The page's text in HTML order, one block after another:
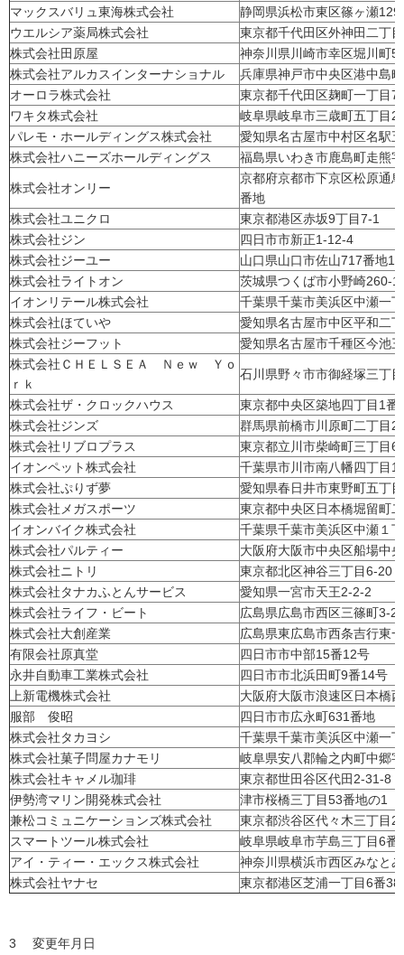
マックスバリュ東海株式会社
静岡県浜松市東区篠ヶ瀬
ウエルシア薬局株式会社
東京都千代田区外神田二丁
株式会社田原屋
神奈川県川崎市幸区堀川町
株式会社アルカスインターナショナル
兵庫県神戸市中央区港中島
オーロラ株式会社
東京都千代田区麹町一丁目7
ワキタ株式会社
岐阜県岐阜市三歳町五丁目2
パレモ・ホールディングス株式会社
愛知県名古屋市中村区名駅
株式会社ハニーズホールディングス
福島県いわき市鹿島町走熊
株式会社オンリー
京都府京都市下京区松原通
番地
株式会社ユニクロ
東京都港区赤坂9丁目7-1
株式会社ジン
四日市市新正1-12-4
株式会社ジーユー
山口県山口市佐山717番地1
株式会社ライトオン
茨城県つくば市小野崎260-1
イオンリテール株式会社
千葉県千葉市美浜区中瀬一
株式会社ほていや
愛知県名古屋市中区平和二
株式会社ジーフット
愛知県名古屋市千種区今池
株式会社ＣＨＥＬＳＥＡ Ｎｅｗ Ｙｏ
ｒｋ
石川県野々市市御経塚三丁
株式会社ザ・クロックハウス
東京都中央区築地四丁目1番
株式会社ジンズ
群馬県前橋市川原町二丁目
株式会社リブロプラス
東京都立川市柴崎町三丁目6
イオンペット株式会社
千葉県市川市南八幡四丁
株式会社ぷりず夢
愛知県春日井市東野町五丁
株式会社メガスポーツ
東京都中央区日本橋堀留
イオンバイク株式会社
千葉県千葉市美浜区中瀬１
株式会社パルティー
大阪府大阪市中央区船場中
株式会社ニトリ
東京都北区神谷三丁目6-20
株式会社タナカふとんサービス
愛知県一宮市天王2-2-2
株式会社ライフ・ビート
広島県広島市西区三篠町3-
株式会社大創産業
広島県東広島市西条吉行東
有限会社原真堂
四日市市中部15番12号
永井自動車工業株式会社
四日市市北浜田町9番14号
上新電機株式会社
大阪府大阪市浪速区日本橋
服部 俊昭
四日市市広永町631番地
株式会社タカヨシ
千葉県千葉市美浜区中瀬一
株式会社菓子問屋カナモリ
岐阜県安八郡輪之内町中郷
株式会社キャメル珈琲
東京都世田谷区代田2-31-8
伊勢湾マリン開発株式会社
津市桜橋三丁目53番地の1
兼松コミュニケーションズ株式会社
東京都渋谷区代々木三丁目
スマートツール株式会社
岐阜県岐阜市芋島三丁目6番
アイ・ティー・エックス株式会社
神奈川県横浜市西区みなと
株式会社ヤナセ
東京都港区芝浦一丁目6番38
3 変更年月日